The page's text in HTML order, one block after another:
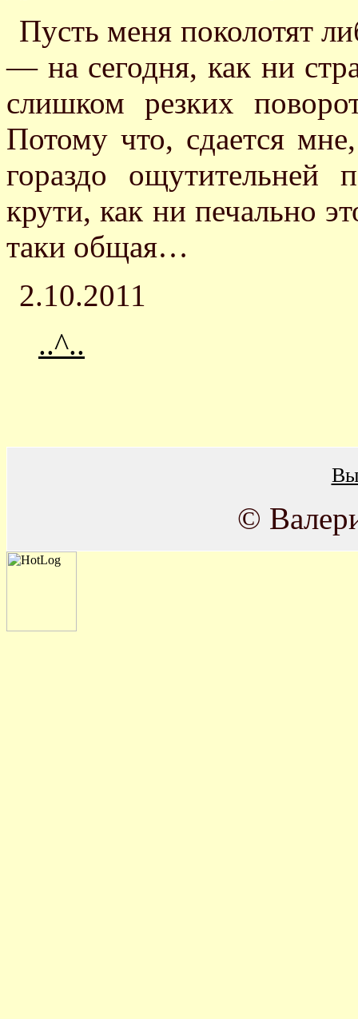
Пусть меня поколотят
— на сегодня, как ни
слишком резких
Потому что, сдается
гораздо ощутительней
крути, как ни печально
таки общая…
2.10.2011
..^..
©